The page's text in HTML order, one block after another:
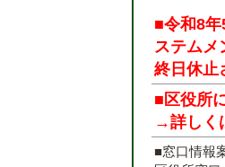
■令和8
ステムメ
終日休止
■区役所
→詳しく
■窓口情報